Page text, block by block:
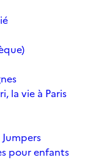
la vie à Paris
Jumpers
pour enfants